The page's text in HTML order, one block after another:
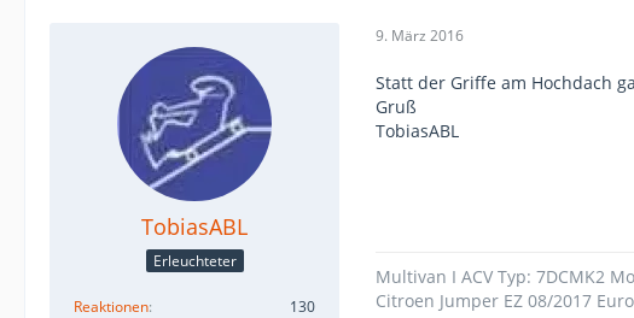
TobiasABL
Erleuchteter
Reaktionen
130
9. März 2016
Statt der Griffe am Hochdach
Gruß
TobiasABL
Multivan I ACV Typ: 7DCMK2
Citroen Jumper EZ 08/2017